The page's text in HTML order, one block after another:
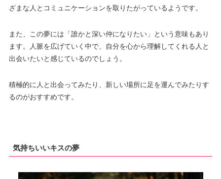
ざまな人とコミュニケーションを取りたがっているようです。
また、この夢には「誰かと深い仲になりたい」という意味もあり
ます。人脈を広げていく中で、自分を心から理解してくれる人と
出会いたいと感じているのでしょう。
積極的に人と出会ってみたり、新しい場所に足を運んでみたりす
るのがおすすめです。
気持ちいいキスの夢